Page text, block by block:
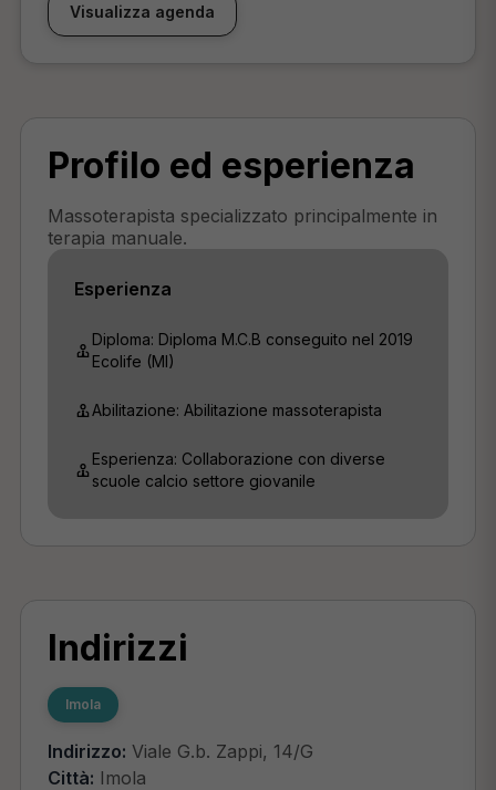
Visualizza agenda
Profilo ed esperienza
Massoterapista specializzato principalmente in
terapia manuale.
Esperienza
Diploma: Diploma M.C.B conseguito nel 2019
Ecolife (MI)
Abilitazione: Abilitazione massoterapista
Esperienza: Collaborazione con diverse
scuole calcio settore giovanile
Indirizzi
Imola
Indirizzo: Viale G.b. Zappi, 14/G
Città: Imola